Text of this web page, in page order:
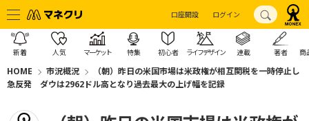
口座開設 ログイン
新着 人気 マーケット 特集 初心者 ライフデザイン 連載 著者 商
HOME 市況概況
（朝）昨日の米国市場は米政権が相互関税を一時停止し
急反発 ダウは2962ドル高となり過去最大の上げ幅を記録